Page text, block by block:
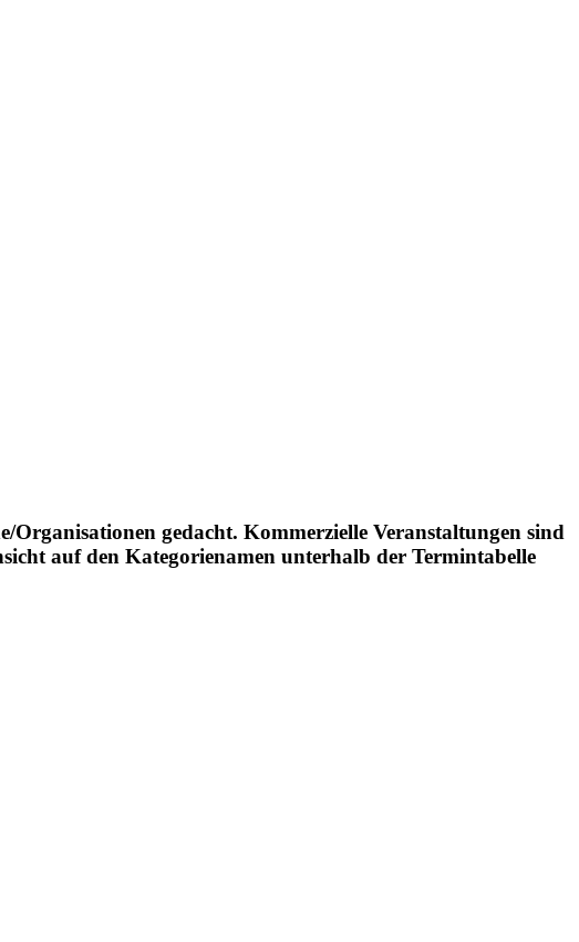
gedacht. Kommerzielle Veranstaltungen sind
auf den Kategorienamen unterhalb der Termintabelle